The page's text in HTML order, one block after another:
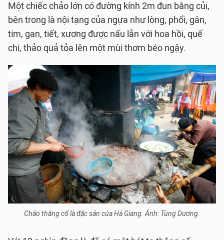
Một chiếc chảo lớn có đường kính 2m đun bằng củi,
bên trong là nội tạng của ngựa như lòng, phổi, gân,
tim, gan, tiết, xương được nấu lẫn với hoa hồi, quế
chi, thảo quả tỏa lên một mùi thơm béo ngậy.
Chảo thắng cố là đặc sản của Hà Giang. Ảnh: Tùng Dương.